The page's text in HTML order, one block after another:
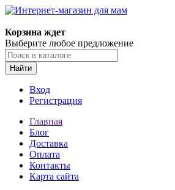
Корзина ждет
Выберите любое предложение
Найти
Вход
Регистрация
Главная
Блог
Доставка
Оплата
Контакты
Карта сайта